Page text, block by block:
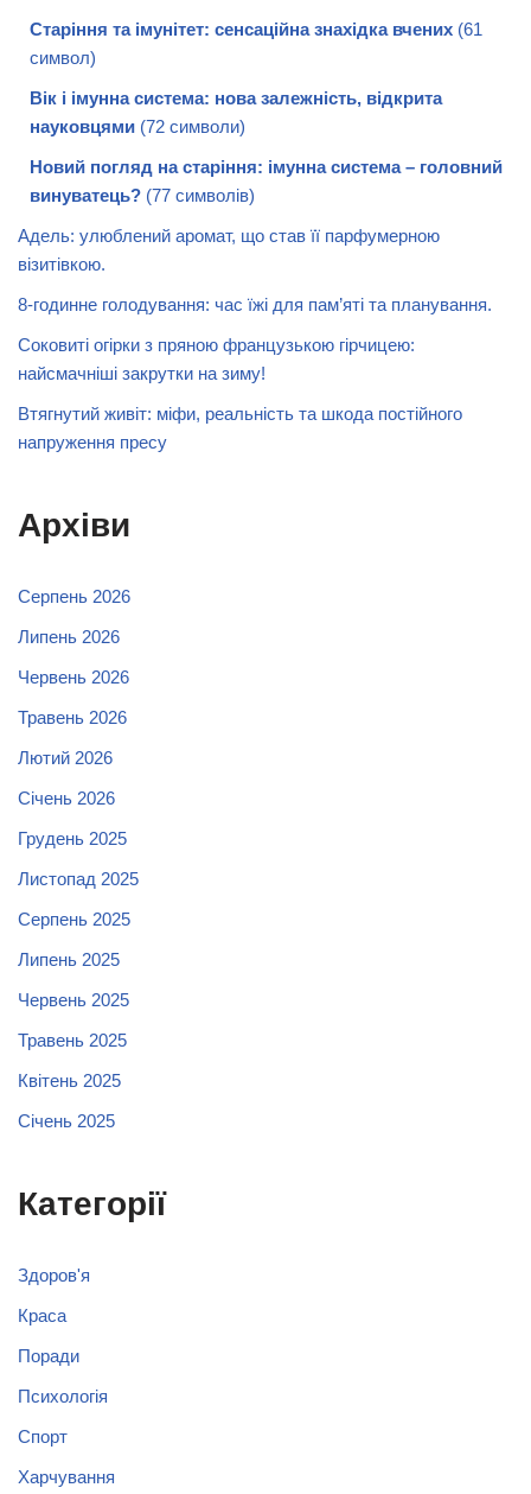
Старіння та імунітет: сенсаційна знахідка вчених (61
символ)
Вік і імунна система: нова залежність, відкрита
науковцями (72 символи)
Новий погляд на старіння: імунна система – головний
винуватець? (77 символів)
Адель: улюблений аромат, що став її парфумерною
візитівкою.
8-годинне голодування: час їжі для пам’яті та планування.
Соковиті огірки з пряною французькою гірчицею:
найсмачніші закрутки на зиму!
Втягнутий живіт: міфи, реальність та шкода постійного
напруження пресу
Архіви
Серпень 2026
Липень 2026
Червень 2026
Травень 2026
Лютий 2026
Січень 2026
Грудень 2025
Листопад 2025
Серпень 2025
Липень 2025
Червень 2025
Травень 2025
Квітень 2025
Січень 2025
Категорії
Здоров'я
Краса
Поради
Психологія
Спорт
Харчування